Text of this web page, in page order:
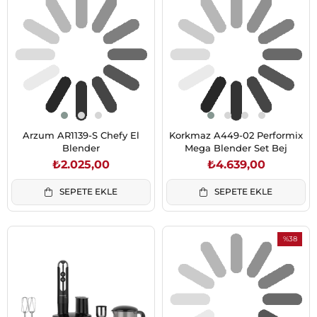
Arzum AR1139-S Chefy El
Blender
₺2.025,00
SEPETE EKLE
Korkmaz A449-02 Performix
Mega Blender Set Bej
₺4.639,00
SEPETE EKLE
%38